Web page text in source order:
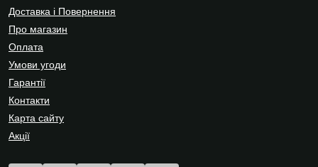
Доставка і Повернення
Про магазин
Оплата
Умови угоди
Гарантії
Контакти
Карта сайту
Акції